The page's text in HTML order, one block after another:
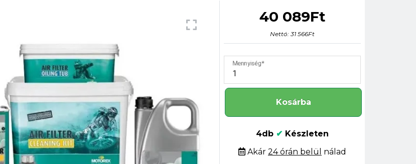
40 089Ft
Nettó: 31 566Ft
Mennyiség
Kosárba
4db ✔ Készleten
Akár 24 órán belül nálad